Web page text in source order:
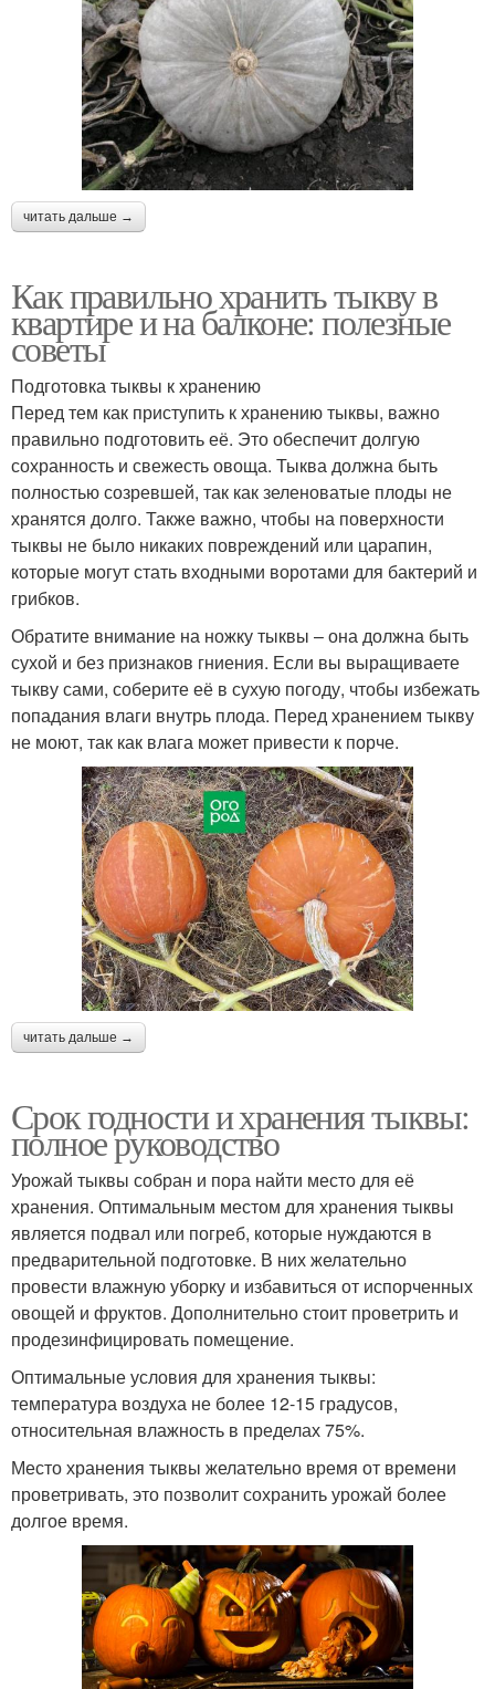
читать дальше →
Как правильно хранить тыкву в
квартире и на балконе: полезные
советы
Подготовка тыквы к хранению
Перед тем как приступить к хранению тыквы, важно
правильно подготовить её. Это обеспечит долгую
сохранность и свежесть овоща. Тыква должна быть
полностью созревшей, так как зеленоватые плоды не
хранятся долго. Также важно, чтобы на поверхности
тыквы не было никаких повреждений или царапин,
которые могут стать входными воротами для бактерий и
грибков.
Обратите внимание на ножку тыквы – она должна быть
сухой и без признаков гниения. Если вы выращиваете
тыкву сами, соберите её в сухую погоду, чтобы избежать
попадания влаги внутрь плода. Перед хранением тыкву
не моют, так как влага может привести к порче.
читать дальше →
Срок годности и хранения тыквы:
полное руководство
Урожай тыквы собран и пора найти место для её
хранения. Оптимальным местом для хранения тыквы
является подвал или погреб, которые нуждаются в
предварительной подготовке. В них желательно
провести влажную уборку и избавиться от испорченных
овощей и фруктов. Дополнительно стоит проветрить и
продезинфицировать помещение.
Оптимальные условия для хранения тыквы:
температура воздуха не более 12-15 градусов,
относительная влажность в пределах 75%.
Место хранения тыквы желательно время от времени
проветривать, это позволит сохранить урожай более
долгое время.